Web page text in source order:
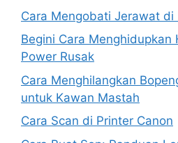
Cara Mengobati Jerawat di
Begini Cara Menghidupkan
Power Rusak
Cara Menghilangkan
untuk Kawan Mastah
Cara Scan di Printer Canon